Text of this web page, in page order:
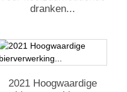
dranken...
2021 Hoogwaardige